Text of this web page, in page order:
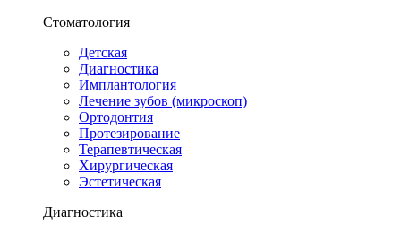
Стоматология
Детская
Диагностика
Имплантология
Лечение зубов (микроскоп)
Ортодонтия
Протезирование
Терапевтическая
Хирургическая
Эстетическая
Диагностика